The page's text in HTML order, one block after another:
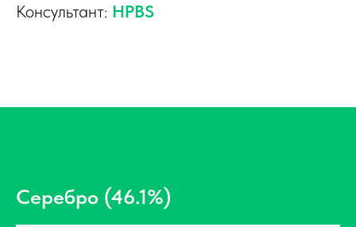
Консультант: HPBS
Серебро (46.1%)